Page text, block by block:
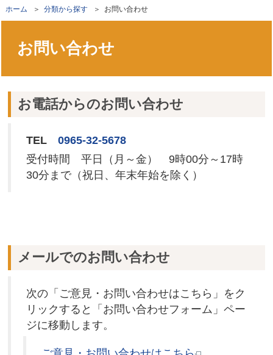
ホーム ＞分類から探す ＞ お問い合わせ
お問い合わせ
お電話からのお問い合わせ
TEL0965-32-5678
受付時間 平日（月～金） 9時00分～17時
30分まで（祝日、年末年始を除く）
メールでのお問い合わせ
次の「ご意見・お問い合わせはこちら」をク
リックすると「お問い合わせフォーム」ペー
ジに移動します。